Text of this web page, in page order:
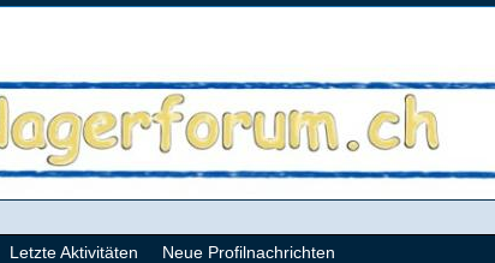
Letzte Aktivitäten Neue Profilnachrichten